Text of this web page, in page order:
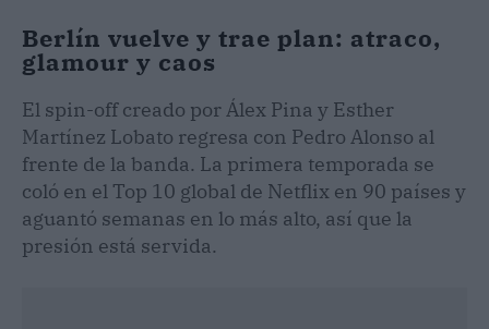
Berlín vuelve y trae plan: atraco,
glamour y caos
El spin-off creado por Álex Pina y Esther
Martínez Lobato regresa con Pedro Alonso al
frente de la banda. La primera temporada se
coló en el Top 10 global de Netflix en 90 países y
aguantó semanas en lo más alto, así que la
presión está servida.